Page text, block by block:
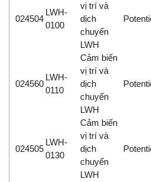
024504
LWH-
0100
vị trí và
dịch
chuyển
LWH
024560
LWH-
0110
Cảm biến
vị trí và
dịch
chuyển
LWH
024505
LWH-
0130
Cảm biến
vị trí và
dịch
chuyển
LWH